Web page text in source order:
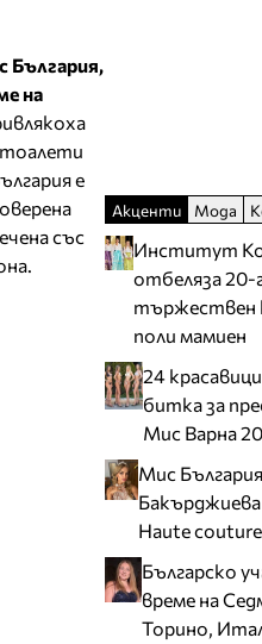
България,
на
е
със
Акценти Мода
Институт
отбеляза 20-
тържествен
поли мамиен
24
битка за
Мис Варна
Мис
Haute
Българско
време на
Торино,